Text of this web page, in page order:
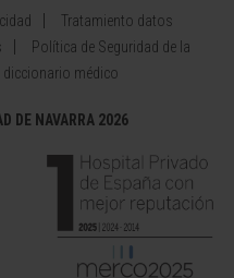
Tratamiento datos
Política de Seguridad de la
diccionario médico
DE NAVARRA 2026